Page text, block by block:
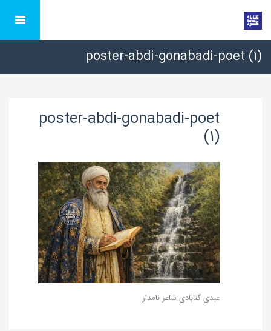
poster-abdi-gonabadi-poet (1)
poster-abdi-gonabadi-poet
(1)
عبدی گنابادی شاعر نامدار